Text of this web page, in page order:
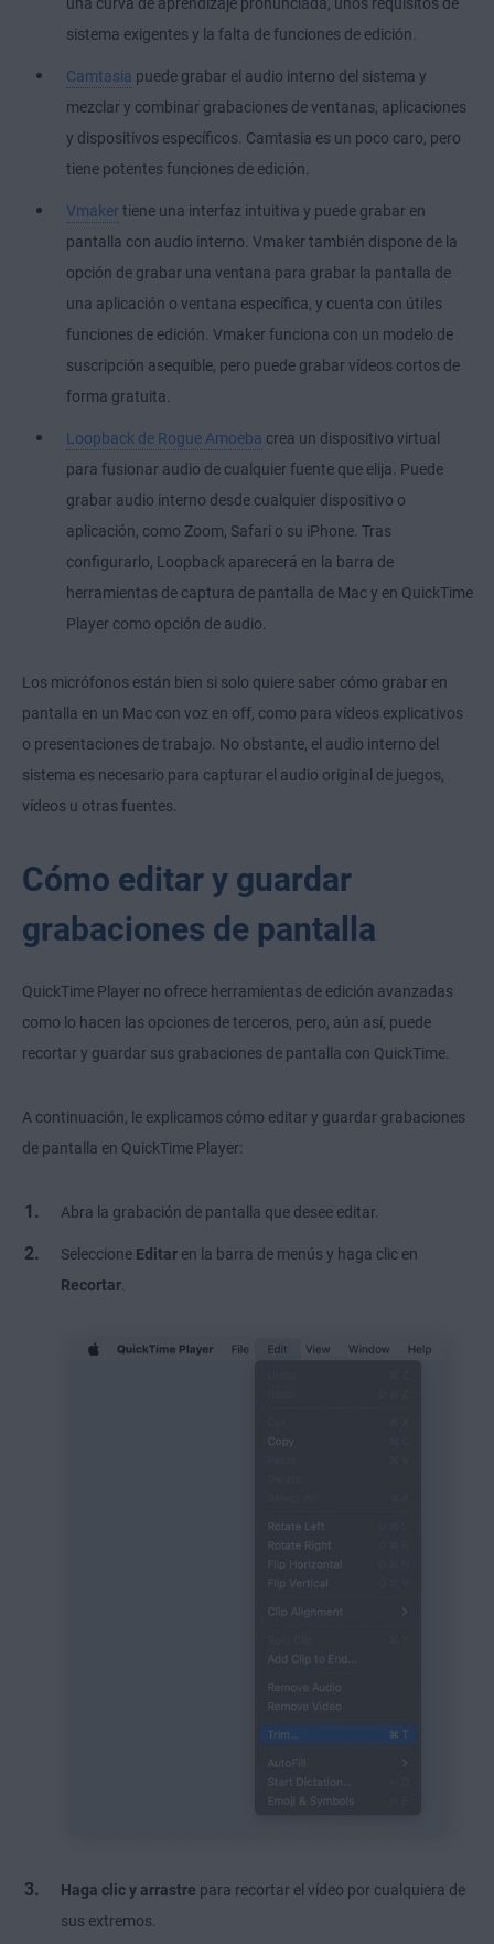
sistema exigentes y la falta de funciones de edición.
Camtasia puede grabar el audio interno del sistema y
mezclar y combinar grabaciones de ventanas, aplicaciones
y dispositivos específicos. Camtasia es un poco caro, pero
tiene potentes funciones de edición.
Vmaker tiene una interfaz intuitiva y puede grabar en
pantalla con audio interno. Vmaker también dispone de la
opción de grabar una ventana para grabar la pantalla de
una aplicación o ventana específica, y cuenta con útiles
funciones de edición. Vmaker funciona con un modelo de
suscripción asequible, pero puede grabar vídeos cortos de
forma gratuita.
Loopback de Rogue Amoeba crea un dispositivo virtual
para fusionar audio de cualquier fuente que elija. Puede
grabar audio interno desde cualquier dispositivo o
aplicación, como Zoom, Safari o su iPhone. Tras
configurarlo, Loopback aparecerá en la barra de
herramientas de captura de pantalla de Mac y en QuickTime
Player como opción de audio.
Los micrófonos están bien si solo quiere saber cómo grabar en
pantalla en un Mac con voz en off, como para vídeos explicativos
o presentaciones de trabajo. No obstante, el audio interno del
sistema es necesario para capturar el audio original de juegos,
vídeos u otras fuentes.
Cómo editar y guardar
grabaciones de pantalla
QuickTime Player no ofrece herramientas de edición avanzadas
como lo hacen las opciones de terceros, pero, aún así, puede
recortar y guardar sus grabaciones de pantalla con QuickTime.
A continuación, le explicamos cómo editar y guardar grabaciones
de pantalla en QuickTime Player:
Abra la grabación de pantalla que desee editar.
Seleccione Editar en la barra de menús y haga clic en
Recortar
Haga clic y arrastre para recortar el vídeo por cualquiera de
sus extremos.